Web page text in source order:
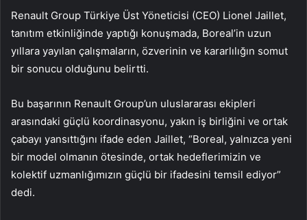
Renault Group Türkiye Üst Yöneticisi (CEO) Lionel Jaillet,
tanıtım etkinliğinde yaptığı konuşmada, Boreal’in uzun
yıllara yayılan çalışmaların, özverinin ve kararlılığın somut
bir sonucu olduğunu belirtti.
Bu başarının Renault Group’un uluslararası ekipleri
arasındaki güçlü koordinasyonu, yakın iş birliğini ve ortak
çabayı yansıttığını ifade eden Jaillet, “Boreal, yalnızca yeni
bir model olmanın ötesinde, ortak hedeflerimizin ve
kolektif uzmanlığımızın güçlü bir ifadesini temsil ediyor”
dedi.